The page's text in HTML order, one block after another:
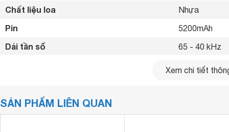
Chất liệu loa Nhựa
Pin 5200mAh
Dải tần số 65 - 40 kHz
12 giờ
Xem chi tiết
SẢN PHẨM LIÊN QUAN